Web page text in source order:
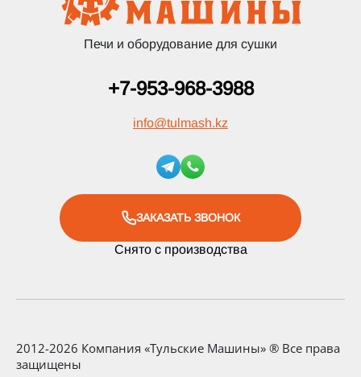
Печи и оборудование для сушки
+7-953-968-3988
info@tulmash.kz
ЗАКАЗАТЬ ЗВОНОК
Снято с производства
2012-2026 Компания «Тульские Машины» ® Все права
защищены